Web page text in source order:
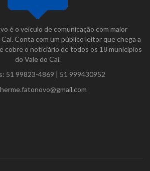
é o veículo de comunicação com maior
Conta com um público leitor que chega a
cobre o noticiário de todos os 18 municípios
do Vale do Caí.
51 99823-4869 | 51 999430952